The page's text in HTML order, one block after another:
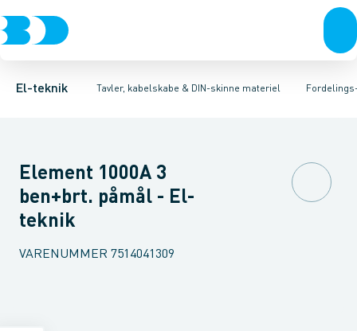
El-teknik Tavler, kabelskabe & DIN-skinne materiel
Afbrydere, stikkontakter & lampeudtagForgreningsmateriel
Tavler, kapsling og rackskabe Fordelings-/byggepladstavler
Afgangsbox for kanalskinneTilgangsboks for strømskinne
Element 1000A 3
ben+brt. påmål - El-
teknik
VARENUMMER 7514041309